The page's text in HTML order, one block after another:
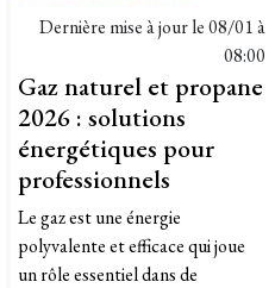
Dernière mise à jour le08/01 à
08:00
Gaz naturel et propane
2026 : solutions
énergétiques pour
professionnels
Le gaz est une énergie
polyvalente et efficace qui joue
un rôle essentiel dans de